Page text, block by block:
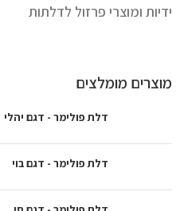
ידיות ומוצרי פרזול לדלתות
מוצרים מומלצים
דלת פולימר - דגם יהלי
דלת פולימר - דגם בוי